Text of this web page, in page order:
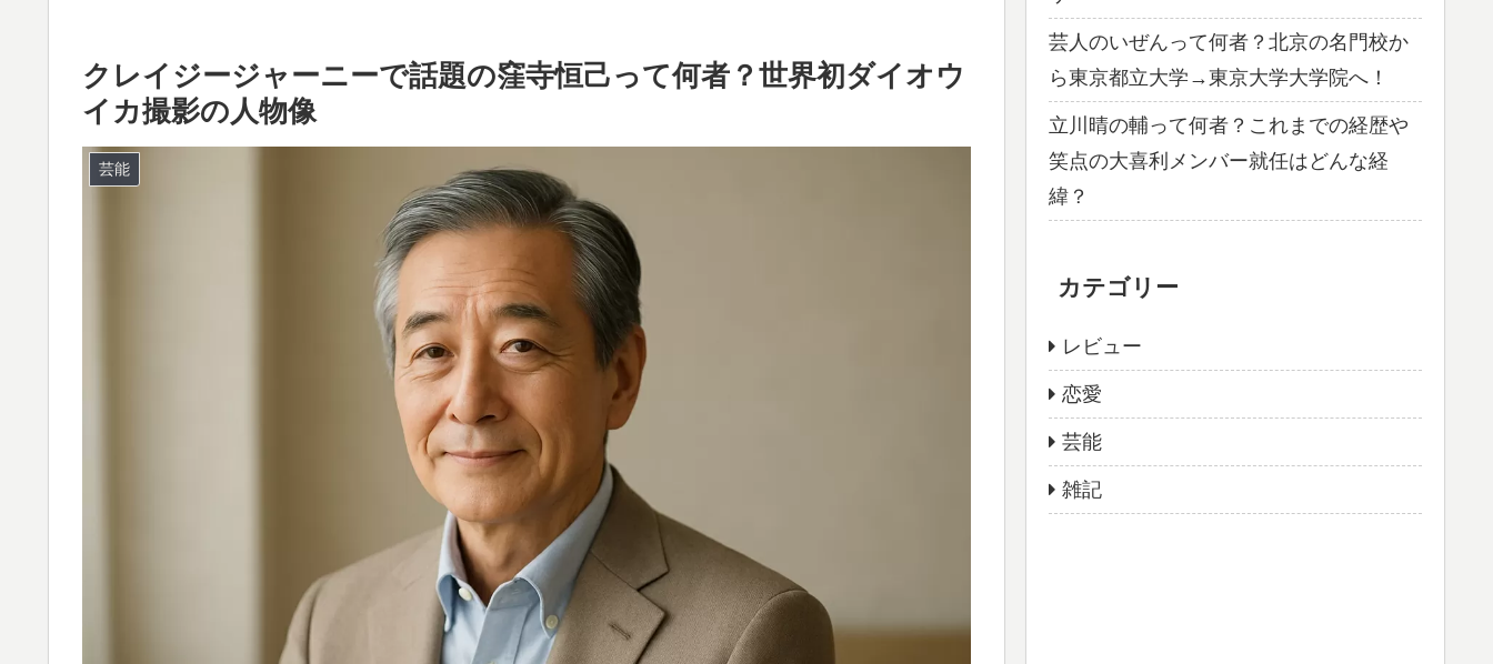
クレイジージャーニーで話題の窪寺恒己って何者？世界初ダイオウ
イカ撮影の人物像
芸能
芸人のいぜんって何者？北京の名門校か
ら東京都立大学→東京大学大学院へ！
立川晴の輔って何者？これまでの経歴や
笑点の大喜利メンバー就任はどんな経
緯？
カテゴリー
レビュー
恋愛
芸能
雑記